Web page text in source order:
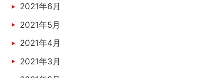
2021年6月
2021年5月
2021年4月
2021年3月